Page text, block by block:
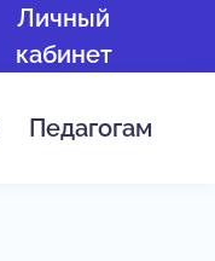
Личный
кабинет
Педагогам